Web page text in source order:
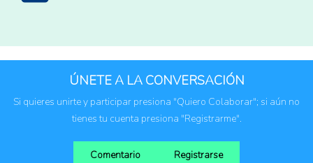
ÚNETE A LA CONVERSACIÓN
Si quieres unirte y participar presiona "Quiero Colaborar"; si aún no
tienes tu cuenta presiona "Registrarme".
Comentario Registrarse